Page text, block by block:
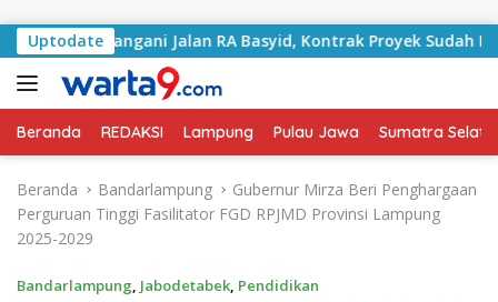
Uptodate
Tangani Jalan RA Basyid, Kontrak Proyek Sudah Rampung
Beranda REDAKSI Lampung Pulau Jawa Sumatra
Beranda Bandarlampung
Gubernur Mirza Beri Penghargaan
Perguruan Tinggi Fasilitator FGD RPJMD Provinsi Lampung
2025-2029
Bandarlampung, Jabodetabek, Pendidikan